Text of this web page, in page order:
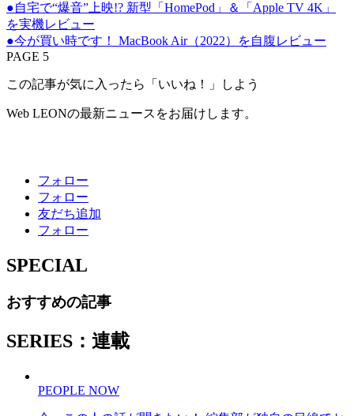
●自宅で“爆音”上映!? 新型「HomePod」＆「Apple TV 4K」
を実機レビュー
●今が買い時です！ MacBook Air（2022）を自腹レビュー
PAGE 5
この記事が気に入ったら「いいね！」しよう
Web LEONの最新ニュースをお届けします。
フォロー
フォロー
友だち追加
フォロー
SPECIAL
おすすめの記事
SERIES：連載
PEOPLE NOW